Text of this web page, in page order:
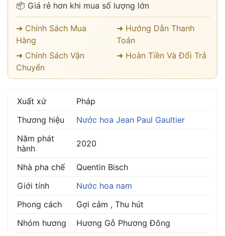
📦 Giá rẻ hơn khi mua số lượng lớn
➜ Chính Sách Mua
Hàng
➜ Hướng Dẫn Thanh
Toán
➜ Chính Sách Vận
Chuyển
➜ Hoàn Tiền Và Đổi Trả
Xuất xứ
Pháp
Thương hiệu
Nước hoa Jean Paul Gaultier
Năm phát
hành
2020
Nhà pha chế
Quentin Bisch
Giới tính
Nước hoa nam
Phong cách
Gợi cảm , Thu hút
Nhóm hương
Hương Gỗ Phương Đông